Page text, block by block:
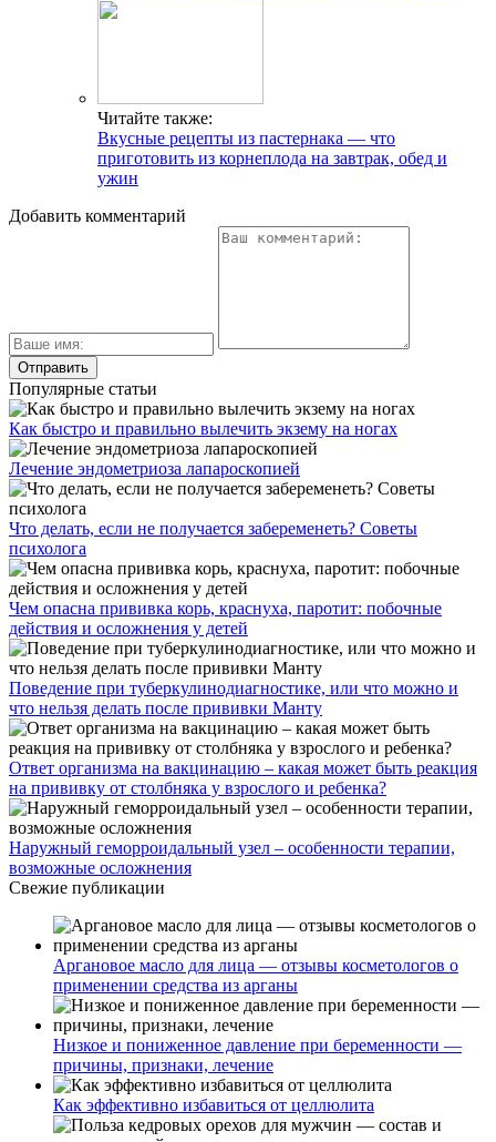
Читайте также:
Вкусные рецепты из пастернака — что
приготовить из корнеплода на завтрак, обед и
ужин
Добавить комментарий
Популярные статьи
Как быстро и правильно вылечить экзему на ногах
Лечение эндометриоза лапароскопией
Что делать, если не получается забеременеть? Советы
психолога
Чем опасна прививка корь, краснуха, паротит: побочные
действия и осложнения у детей
Поведение при туберкулинодиагностике, или что можно и
что нельзя делать после прививки Манту
Ответ организма на вакцинацию – какая может быть реакция
на прививку от столбняка у взрослого и ребенка?
Наружный геморроидальный узел – особенности терапии,
возможные осложнения
Свежие публикации
Аргановое масло для лица — отзывы косметологов о
применении средства из арганы
Низкое и пониженное давление при беременности —
причины, признаки, лечение
Как эффективно избавиться от целлюлита